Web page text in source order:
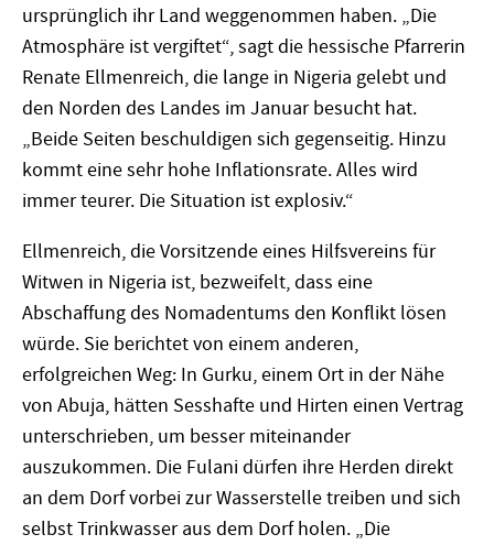
ursprünglich ihr Land weggenommen haben. „Die
Atmosphäre ist vergiftet“, sagt die hessische Pfarrerin
Renate Ellmenreich, die lange in Nigeria gelebt und
den Norden des Landes im Januar besucht hat.
„Beide Seiten beschuldigen sich gegenseitig. Hinzu
kommt eine sehr hohe Inflationsrate. Alles wird
immer teurer. Die Situation ist explosiv.“
Ellmenreich, die Vorsitzende eines Hilfsvereins für
Witwen in Nigeria ist, bezweifelt, dass eine
Abschaffung des Nomadentums den Konflikt lösen
würde. Sie berichtet von einem anderen,
erfolgreichen Weg: In Gurku, einem Ort in der Nähe
von Abuja, hätten Sesshafte und Hirten einen Vertrag
unterschrieben, um besser miteinander
auszukommen. Die Fulani dürfen ihre Herden direkt
an dem Dorf vorbei zur Wasserstelle treiben und sich
selbst Trinkwasser aus dem Dorf holen. „Die